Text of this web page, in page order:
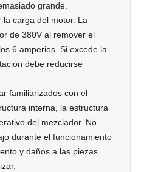
grande.
la carga del motor. La
de 380V al remover el
6 amperios. Si excede la
debe reducirse
familiarizados con el
interna, la estructura
del mezclador. No
durante el funcionamiento
y daños a las piezas